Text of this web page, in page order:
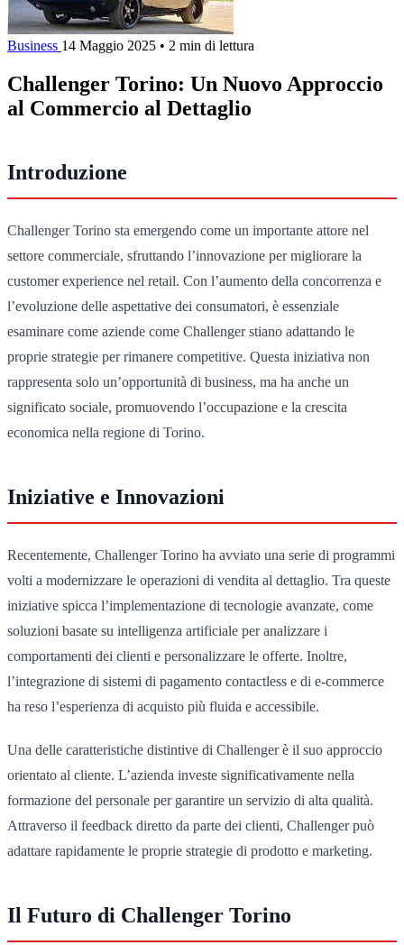
Business 14 Maggio 2025 • 2 min di lettura
Challenger Torino: Un Nuovo Approccio
al Commercio al Dettaglio
Introduzione
Challenger Torino sta emergendo come un importante attore nel
settore commerciale, sfruttando l’innovazione per migliorare la
customer experience nel retail. Con l’aumento della concorrenza e
l’evoluzione delle aspettative dei consumatori, è essenziale
esaminare come aziende come Challenger stiano adattando le
proprie strategie per rimanere competitive. Questa iniziativa non
rappresenta solo un’opportunità di business, ma ha anche un
significato sociale, promuovendo l’occupazione e la crescita
economica nella regione di Torino.
Iniziative e Innovazioni
Recentemente, Challenger Torino ha avviato una serie di programmi
volti a modernizzare le operazioni di vendita al dettaglio. Tra queste
iniziative spicca l’implementazione di tecnologie avanzate, come
soluzioni basate su intelligenza artificiale per analizzare i
comportamenti dei clienti e personalizzare le offerte. Inoltre,
l’integrazione di sistemi di pagamento contactless e di e-commerce
ha reso l’esperienza di acquisto più fluida e accessibile.
Una delle caratteristiche distintive di Challenger è il suo approccio
orientato al cliente. L’azienda investe significativamente nella
formazione del personale per garantire un servizio di alta qualità.
Attraverso il feedback diretto da parte dei clienti, Challenger può
adattare rapidamente le proprie strategie di prodotto e marketing.
Il Futuro di Challenger Torino